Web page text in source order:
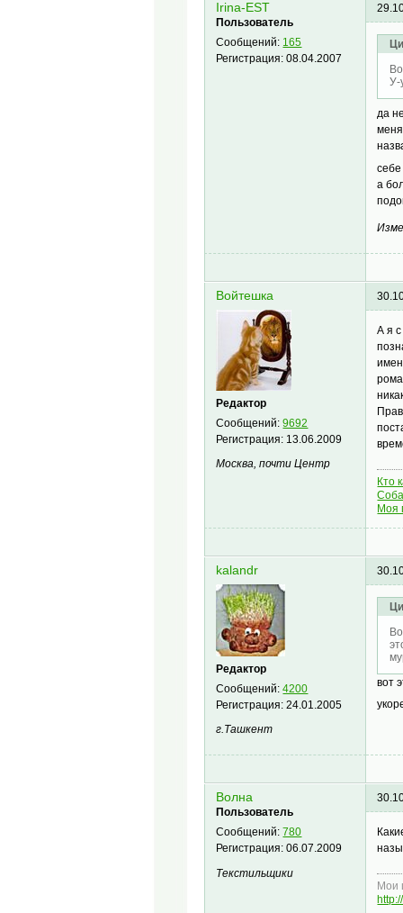
Irina-EST
Пользователь
Сообщений: 165
Регистрация:08.04.2007
У-
да
а
Войтешка
Редактор
Сообщений:9692
Регистрация: 13.06.2009
Москва, почти Центр
А я
Кто
Моя
kalandr
Редактор
Сообщений:4200
Регистрация:24.01.2005
г.Ташкент
вот
Волна
Пользователь
Сообщений:780
Регистрация:06.07.2009
Текстильщики
Мои